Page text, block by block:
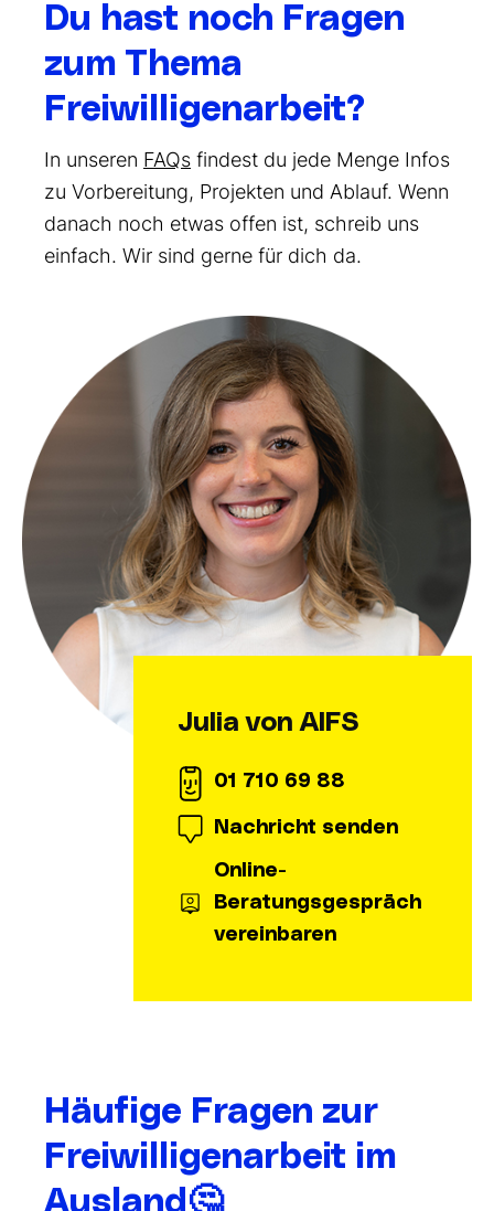
Du hast noch Fragen
zum Thema
Freiwilligenarbeit?
In unseren FAQs findest du jede Menge Infos
zu Vorbereitung, Projekten und Ablauf. Wenn
danach noch etwas offen ist, schreib uns
einfach. Wir sind gerne für dich da.
Julia von AIFS
01 710 69 88
Nachricht senden
Online-
Beratungsgespräch
vereinbaren
Häufige Fragen zur
Freiwilligenarbeit im
Ausland 🤔